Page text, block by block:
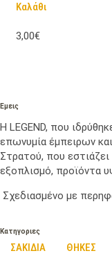
Καλάθι
3,00€
Εμεις
Η LEGEND, που
επωνυμία έμπειρων
Στρατού, που εστιάζει
εξοπλισμό, προϊόντα
Σχεδιασμένο με
Κατηγοριες
ΣΑΚΙΔΙΑ ΘΗΚΕΣ